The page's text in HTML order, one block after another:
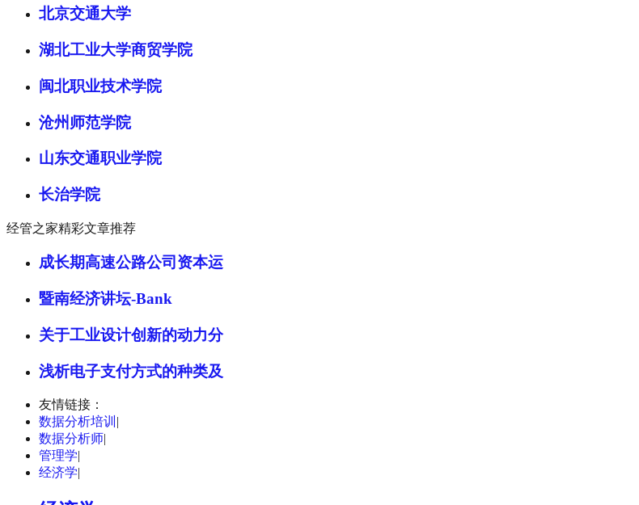
北京交通大学
湖北工业大学商贸学院
闽北职业技术学院
沧州师范学院
山东交通职业学院
长治学院
经管之家精彩文章推荐
成长期高速公路公司资本运
暨南经济讲坛-Bank
关于工业设计创新的动力分
浅析电子支付方式的种类及
友情链接：
数据分析培训 |
数据分析师|
管理学|
经济学|